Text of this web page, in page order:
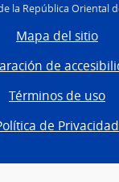
la República Oriental
Mapa del sitio
de
Términos de uso
de Privacidad